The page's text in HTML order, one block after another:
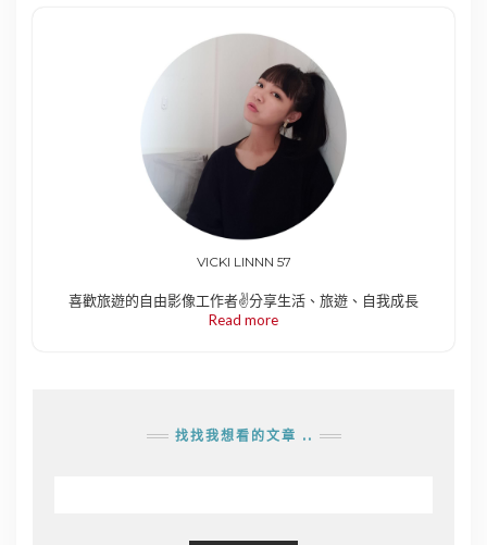
VICKI LINNN 57
喜歡旅遊的自由影像工作者✌️分享生活、旅遊、自我成長
Read more
找找我想看的文章 ..